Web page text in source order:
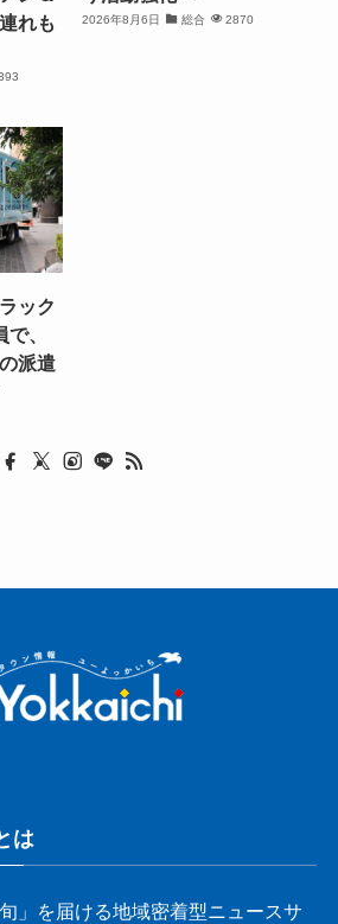
れも
2026年8月6日 総合 2870
ック
、
派遣
は
」を届ける地域密着型ニュースサ